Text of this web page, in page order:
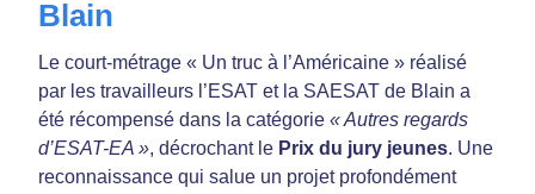
Blain
Le court-métrage « Un truc à l’Américaine » réalisé
par les travailleurs l’ESAT et la SAESAT de Blain a
été récompensé dans la catégorie « Autres regards
d’ESAT-EA », décrochant le Prix du jury jeunes. Une
reconnaissance qui salue un projet profondément